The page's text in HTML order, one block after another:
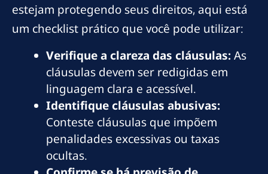
estejam protegendo seus direitos, aqui está
um checklist prático que você pode utilizar:
Verifique a clareza das cláusulas:As
cláusulas devem ser redigidas em
linguagem clara e acessível.
Identifique cláusulas abusivas:
Conteste cláusulas que impõem
penalidades excessivas ou taxas
ocultas.